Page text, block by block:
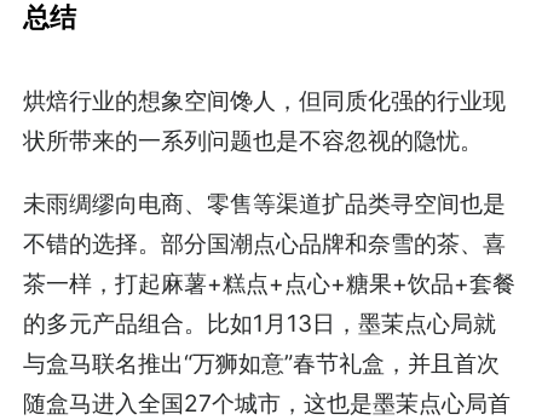
总结
烘焙行业的想象空间馋人，但同质化强的行业现
状所带来的一系列问题也是不容忽视的隐忧。
未雨绸缪向电商、零售等渠道扩品类寻空间也是
不错的选择。部分国潮点心品牌和奈雪的茶、喜
茶一样，打起麻薯+糕点+点心+糖果+饮品+套餐
的多元产品组合。比如1月13日，墨茉点心局就
与盒马联名推出“万狮如意”春节礼盒，并且首次
随盒马进入全国27个城市，这也是墨茉点心局首